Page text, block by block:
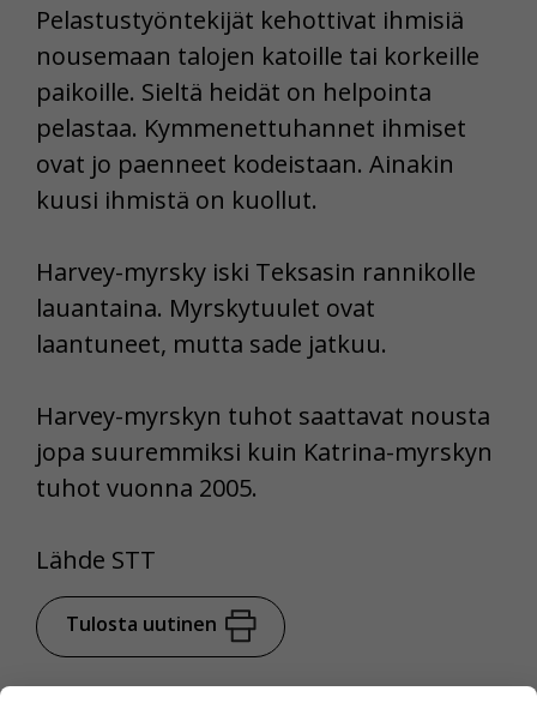
Pelastustyöntekijät kehottivat ihmisiä
nousemaan talojen katoille tai korkeille
paikoille. Sieltä heidät on helpointa
pelastaa. Kymmenettuhannet ihmiset
ovat jo paenneet kodeistaan. Ainakin
kuusi ihmistä on kuollut.
Harvey-myrsky iski Teksasin rannikolle
lauantaina. Myrskytuulet ovat
laantuneet, mutta sade jatkuu.
Harvey-myrskyn tuhot saattavat nousta
jopa suuremmiksi kuin Katrina-myrskyn
tuhot vuonna 2005.
Lähde STT
Tulosta uutinen